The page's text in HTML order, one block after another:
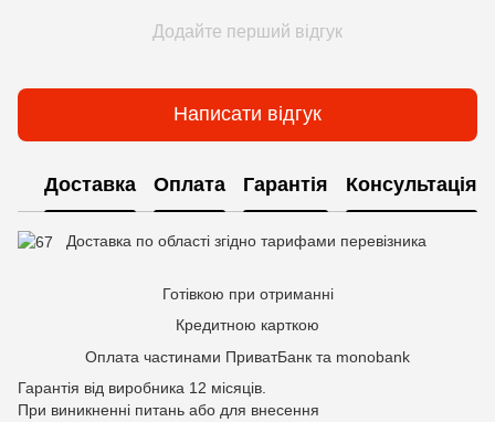
Додайте перший відгук
Написати відгук
Доставка Оплата Гарантія Консультація
Доставка по області згідно тарифами перевізника
Готівкою при отриманні
Кредитною карткою
Оплата частинами ПриватБанк та monobank
Гарантія від виробника 12 місяців.
При виникненні питань або для внесення